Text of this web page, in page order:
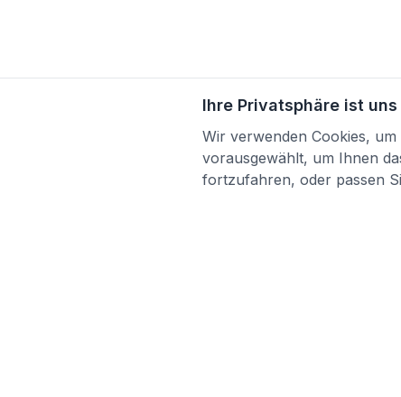
Ihre Privatsphäre ist
Wir verwenden Cookies,
vorausgewählt, um Ihnen
fortzufahren, oder passen